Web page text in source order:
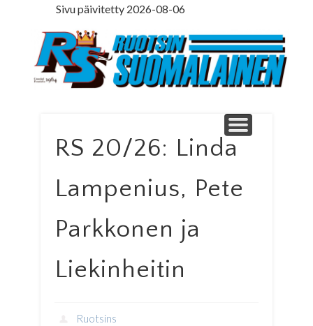
Sivu päivitetty 2026-08-06
ETUSIVU
PÄÄKIRJOITUS
MINNE MENNÄ
ILMOITUSOSASTO
LEHTITILAUS
NETTILEHTI
LEDARE PÅ SVENSKA
YHTEYSTIEDOT
RS 20/26: Linda
Lampenius, Pete
Parkkonen ja
Liekinheitin
Ruotsins